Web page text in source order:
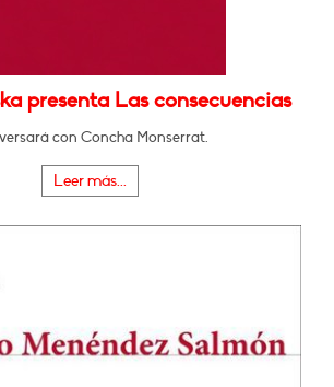
presenta Las consecuencias
con Concha Monserrat.
Leer más...